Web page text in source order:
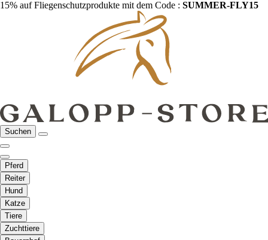
15% auf Fliegenschutzprodukte mit dem Code : SUMMER-FLY15
Suchen
Pferd
Reiter
Hund
Katze
Tiere
Zuchttiere